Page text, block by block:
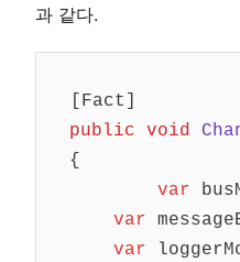
과 같다.
Fact
public
void
{
var
var
var